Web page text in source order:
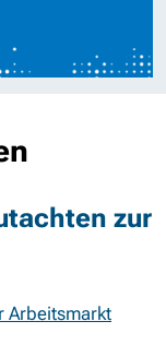
zur
Arbeitsmarkt